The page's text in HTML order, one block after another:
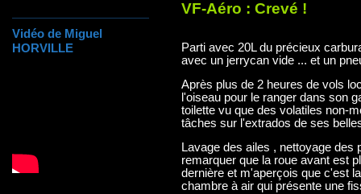
Vidéo de Miguel
HORVILLE
VF-Aéro : Crevé !
Parti avec 20L du précieux
avec un jerrycan vide ... et un
Après plus de 2 heures de vols
l'oiseau pour le ranger dans son
toilette vu que des volatiles non-
tâches sur l'extrados de ses
Lavage des ailes , nettoyage des
remarquer que la roue avant est
dernière et m'aperçois que c'est
chambre à air qui présente une